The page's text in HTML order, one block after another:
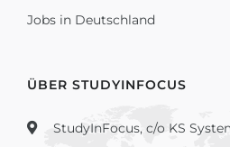
Jobs in Deutschland
ÜBER STUDYINFOCUS
StudyInFocus, c/o KS